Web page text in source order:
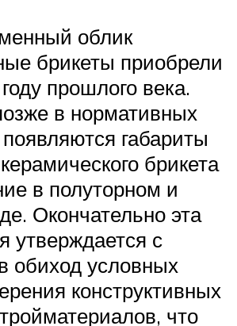
облик
брикеты приобрели
прошлого века.
в нормативных
габариты
брикета
в полуторном и
Окончательно эта
утверждается с
обиход условных
конструктивных
что